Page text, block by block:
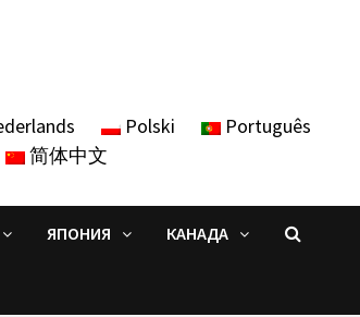
Polski
Português
简体中文
ЯПОНИЯ КАНАДА